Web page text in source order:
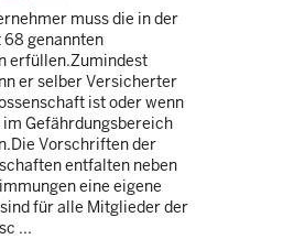
muss die in der
68 genannten
erfüllen.Zumindest
er selber Versicherter
ist oder wenn
Gefährdungsbereich
Vorschriften der
entfalten neben
eine eigene
für alle Mitglieder der
...